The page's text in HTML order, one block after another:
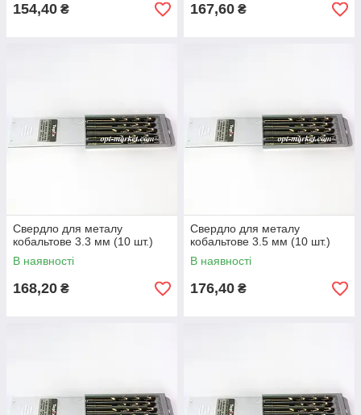
154,40 ₴ 167,60 ₴
Свердло для металу
кобальтове 3.3 мм (10 шт.)
В наявності
168,20 ₴
Свердло для металу
кобальтове 3.5 мм (10 шт.)
В наявності
176,40 ₴